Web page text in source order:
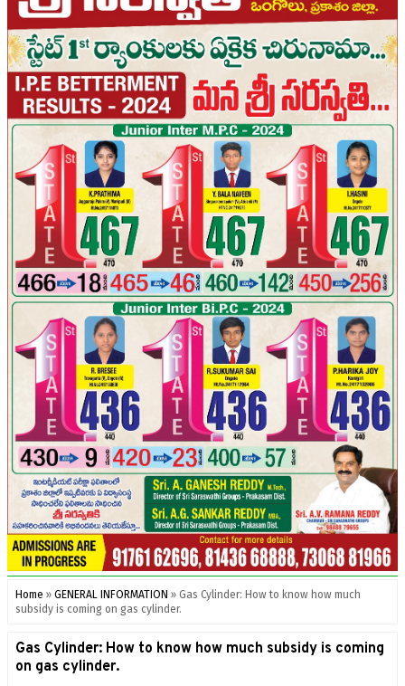
Home » GENERAL INFORMATION » Gas Cylinder: How to know how much
subsidy is coming on gas cylinder.
Gas Cylinder: How to know how much subsidy is coming
on gas cylinder.